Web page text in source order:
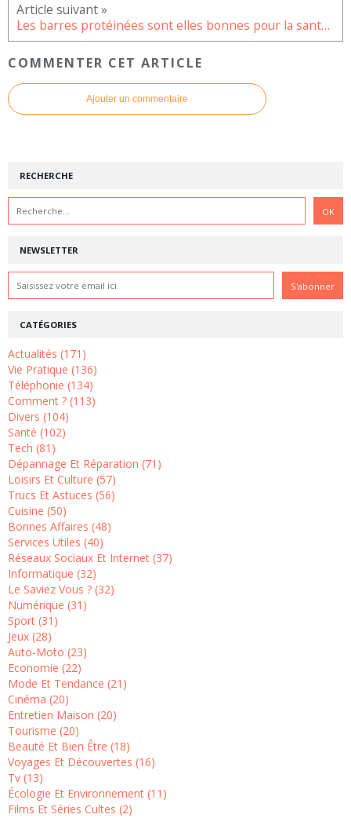
Les barres protéinées sont elles bonnes pour la santé ?
COMMENTER CET ARTICLE
Ajouter un commentaire
NEWSLETTER
RECHERCHE
CATÉGORIES
Actualités (171)
Vie Pratique (136)
Téléphonie (134)
Comment ? (113)
Divers (104)
Santé (102)
Tech (81)
Dépannage Et Réparation (71)
Loisirs Et Culture (57)
Trucs Et Astuces (56)
Cuisine (50)
Bonnes Affaires (48)
Services Utiles (40)
Réseaux Sociaux Et Internet (37)
Informatique (32)
Le Saviez Vous ? (32)
Numérique (31)
Sport (31)
Jeux (28)
Auto-Moto (23)
Economie (22)
Mode Et Tendance (21)
Cinéma (20)
Entretien Maison (20)
Tourisme (20)
Beauté Et Bien Être (18)
Voyages Et Découvertes (16)
Tv (13)
Écologie Et Environnement (11)
Films Et Séries Cultes (2)